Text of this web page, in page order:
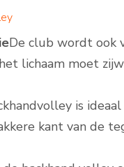
De club wordt ook
lichaam moet
is
kant van de